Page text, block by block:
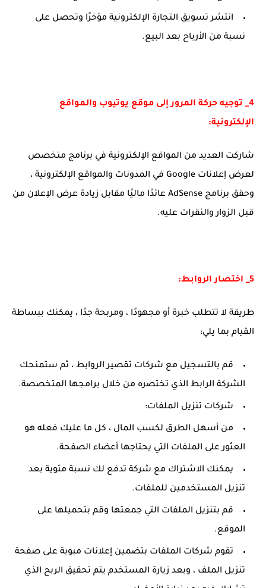
انتشر تسويق التجارة الإلكترونية مؤخرًا وتحصل على
نسبة من الأرباح بعد البيع.
4_ توجيه حركة المرور إلى موقع يوتيوب والمواقع
الإلكترونية:
شاركت العديد من المواقع الإلكترونية في برنامج متخصص
لعرض إعلانات Google في المدونات والمواقع الإلكترونية ،
وحقق برنامج AdSense عائدًا ماليًا مقابل زيادة عرض الإعلان من
قبل الزوار والنقرات عليه.
5_ اختصار الروابط:
طريقة لا تتطلب خبرة أو مجهودًا ، ومربحة جدًا ، يمكنك ببساطة
القيام بما يلي:
قم بالتسجيل مع شركات تقصير الروابط ، ثم ستمنحك
الشركة الرابط الذي تختصره من خلال برامجها المتخصصة.
شركات تنزيل الملفات:
من أسهل الطرق لكسب المال ، كل ما عليك فعله هو
العثور على الملفات التي يحتاجها أعضاء الصفحة.
يمكنك الاشتراك مع شركة تدفع لك نسبة مئوية بعد
تنزيل المستخدمين للملفات.
قم بتنزيل الملفات التي جمعتها وقم بتحميلها على
الموقع.
تقوم شركات الملفات بتضمين إعلانات مبوبة على صفحة
تنزيل الملف ، وبعد زيارة المستخدم يتم تحقيق الربح الذي